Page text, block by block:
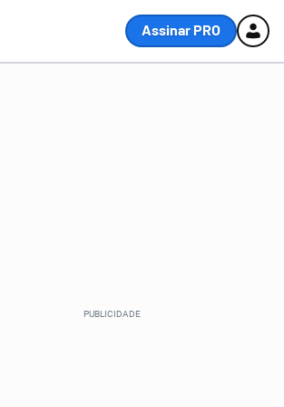
Assinar PRO